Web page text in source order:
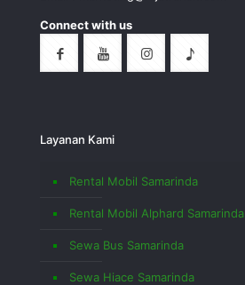
Connect with us
Layanan Kami
Rental Mobil Samarinda
Rental Mobil Alphard Samarinda
Sewa Bus Samarinda
Sewa Hiace Samarinda